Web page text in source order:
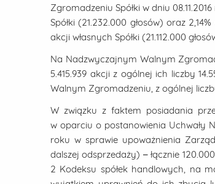
Zgromadzeniu Spółki w dniu
Spółki (21.232.000 głosów) oraz
akcji własnych Spółki (21.112.000
Na Nadzwyczajnym Walnym
5.415.939 akcji z ogólnej ich liczby
Walnym Zgromadzeniu, z ogólnej
W związku z faktem posiadania
w oparciu o postanowienia Uchwały
roku w sprawie upoważnienia
dalszej odsprzedaży) – łącznie
2 Kodeksu spółek handlowych, na